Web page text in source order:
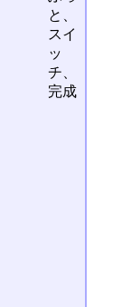
と、
スイ
ッ
チ、
完成